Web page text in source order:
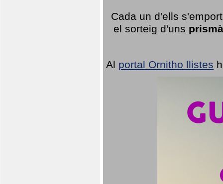
Cada un d'ells
el sorteig d'uns
Al portal Ornitho llistes